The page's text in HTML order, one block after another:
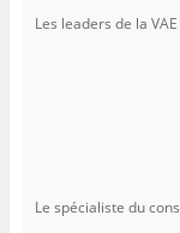
Les leaders de la VAE
Le spécialiste du